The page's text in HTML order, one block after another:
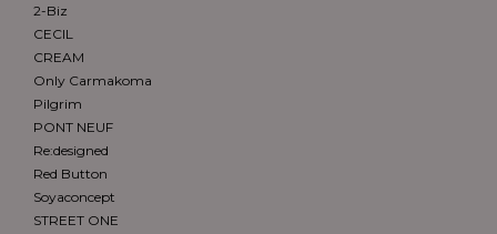
2-Biz
CECIL
CREAM
Only Carmakoma
Pilgrim
PONT NEUF
Re:designed
Red Button
Soyaconcept
STREET ONE